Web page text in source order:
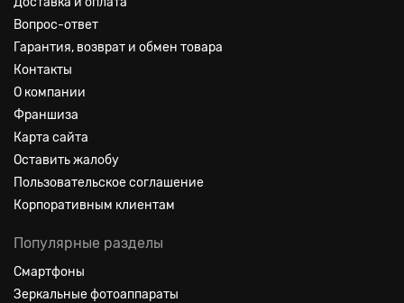
Вопрос-ответ
Гарантия, возврат и обмен товара
Контакты
О компании
Франшиза
Карта сайта
Оставить жалобу
Пользовательское соглашение
Корпоративным клиентам
Популярные разделы
Смартфоны
Зеркальные фотоаппараты